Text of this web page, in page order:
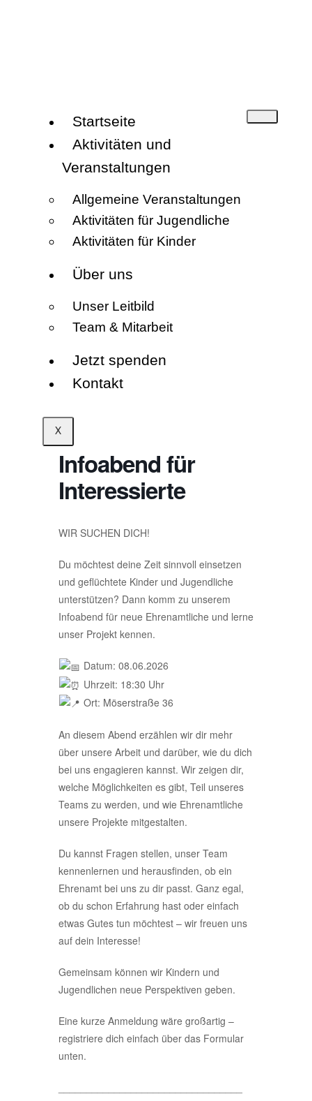
Startseite
Aktivitäten und
Veranstaltungen
Allgemeine Veranstaltungen
Aktivitäten für Jugendliche
Aktivitäten für Kinder
Über uns
Unser Leitbild
Team & Mitarbeit
Jetzt spenden
Kontakt
X
Infoabend für
Interessierte
WIR SUCHEN DICH!
Du möchtest deine Zeit sinnvoll einsetzen
und geflüchtete Kinder und Jugendliche
unterstützen? Dann komm zu unserem
Infoabend für neue Ehrenamtliche und lerne
unser Projekt kennen.
Datum: 08.06.2026
Uhrzeit: 18:30 Uhr
Ort: Möserstraße 36
An diesem Abend erzählen wir dir mehr
über unsere Arbeit und darüber, wie du dich
bei uns engagieren kannst. Wir zeigen dir,
welche Möglichkeiten es gibt, Teil unseres
Teams zu werden, und wie Ehrenamtliche
unsere Projekte mitgestalten.
Du kannst Fragen stellen, unser Team
kennenlernen und herausfinden, ob ein
Ehrenamt bei uns zu dir passt. Ganz egal,
ob du schon Erfahrung hast oder einfach
etwas Gutes tun möchtest – wir freuen uns
auf dein Interesse!
Gemeinsam können wir Kindern und
Jugendlichen neue Perspektiven geben.
Eine kurze Anmeldung wäre großartig –
registriere dich einfach über das Formular
unten.